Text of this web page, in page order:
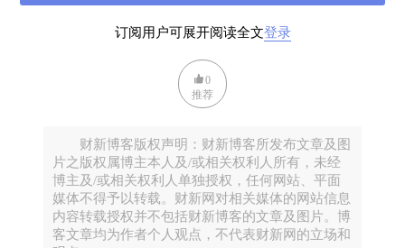
事实上，越南近十年的经济成长是瞩目的，而愈来愈
多的西方公司将其制造业务从中国迁往越南，已实践
所谓的「中国加一」的策略，越南经济亦成为中美贸
易战的受益者。二战之后，第三轮全球产业转移，从
中国到越南，印度尼西亚等新兴人口大国的方向去
越南是特朗普第一任期内针对中国发起的贸易战的最
大赢家之一。对于希望减少对中国供应链依赖的科技
巨头来说，越南很快就成为首选。近年来，苹果已将
iPad、MacBook和AirPods的生产线转移到越南，不少
订阅用户可展开阅读全文登录
0
推荐
财新博客版权声明：财新博客所发布文章及图
片之版权属博主本人及/或相关权利人所有，未经
博主及/或相关权利人单独授权，任何网站、平面
媒体不得予以转载。财新网对相关媒体的网站信息
内容转载授权并不包括财新博客的文章及图片。博
客文章均为作者个人观点，不代表财新网的立场和